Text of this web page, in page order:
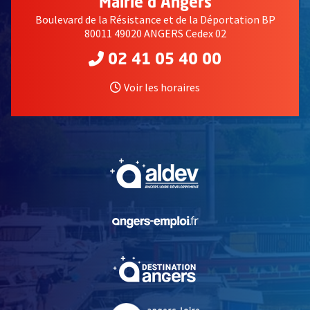
Mairie d'Angers
Boulevard de la Résistance et de la Déportation BP
80011 49020 ANGERS Cedex 02
02 41 05 40 00
Voir les horaires
, Ouvre une nouvelle